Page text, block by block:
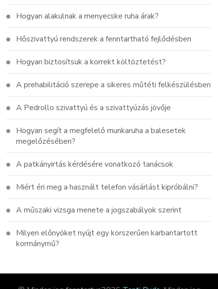
Hogyan alakulnak a menyecske ruha árak?
Hőszivattyú rendszerek a fenntartható fejlődésben
Hogyan biztosítsuk a korrekt költöztetést?
A prehabilitáció szerepe a sikeres műtéti felkészülésben
A Pedrollo szivattyú és a szivattyúzás jövője
Hogyan segít a megfelelő munkaruha a balesetek
megelőzésében?
A patkányirtás kérdésére vonatkozó tanácsok
Miért éri meg a használt telefon vásárlást kipróbálni?
A műszaki vizsga menete a jogszabályok szerint
Milyen előnyöket nyújt egy korszerűen karbantartott
kormánymű?